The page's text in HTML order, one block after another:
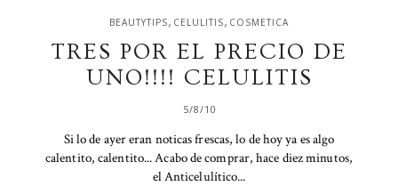
BEAUTYTIPS, CELULITIS, COSMETICA
TRES POR EL PRECIO DE
UNO!!!! CELULITIS
5/8/10
Si lo de ayer eran noticas frescas, lo de hoy ya es algo
calentito, calentito... Acabo de comprar, hace diez minutos,
el Anticelulítico...